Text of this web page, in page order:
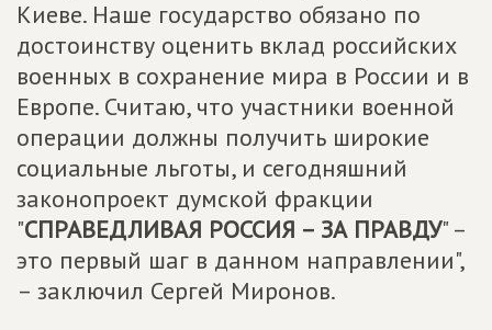
Киеве. Наше государство обязано по
достоинству оценить вклад российских
военных в сохранение мира в России и в
Европе. Считаю, что участники военной
операции должны получить широкие
социальные льготы, и сегодняшний
законопроект думской фракции
"СПРАВЕДЛИВАЯ РОССИЯ – ЗА ПРАВДУ" –
это первый шаг в данном направлении",
– заключил Сергей Миронов.